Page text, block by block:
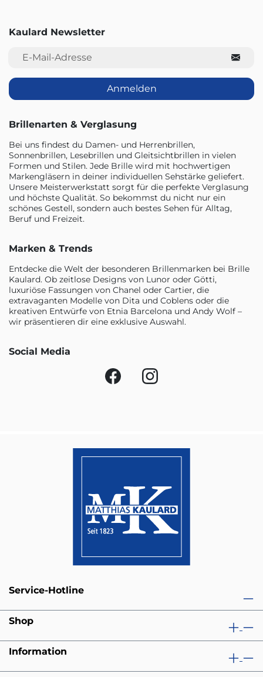
Kaulard Newsletter
E-Mail-Adresse
Anmelden
Brillenarten & Verglasung
Bei uns findest du Damen- und Herrenbrillen,
Sonnenbrillen, Lesebrillen und Gleitsichtbrillen in vielen
Formen und Stilen. Jede Brille wird mit hochwertigen
Markengläsern in deiner individuellen Sehstärke geliefert.
Unsere Meisterwerkstatt sorgt für die perfekte Verglasung
und höchste Qualität. So bekommst du nicht nur ein
schönes Gestell, sondern auch bestes Sehen für Alltag,
Beruf und Freizeit.
Marken & Trends
Entdecke die Welt der besonderen Brillenmarken bei Brille
Kaulard. Ob zeitlose Designs von Lunor oder Götti,
luxuriöse Fassungen von Chanel oder Cartier, die
extravaganten Modelle von Dita und Coblens oder die
kreativen Entwürfe von Etnia Barcelona und Andy Wolf –
wir präsentieren dir eine exklusive Auswahl.
Social Media
Service-Hotline
Shop
Information